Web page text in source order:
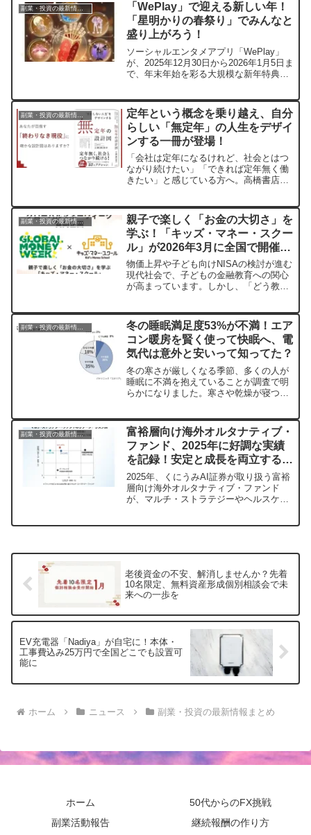
副業・投資の最新情報まとめ
「WePlay」で迎える新しい年！
「星明かりの春祭り」でみんなと
盛り上がろう！
ソーシャルエンタメアプリ「WePlay」
が、2025年12月30日から2026年1月5日ま
で、年末年始を彩る大規模な新年特典イ
デジタルおみくじや、オンラインで仲間
と一体感を楽しむ新年パーティーなど、
魅力的なコンテンツが満載です。
定年という概念を乗り越え、自分
らしい「無定年」の人生をデザイ
ンする一冊が登場！
「会社は定年になるけれど、社会とはつ
ながり続けたい」「できれば定年無く働
きたい」と感じている方へ。高橋書店か
なたの悩みに寄り添い、「無定年」とい
う新しい生き方を提案します。50代、60
代からでも始められる具体的な57のアク
ションが満載で、きっとあなたの「引退
しない人生」を力強く後押ししてくれる
でしょう。
副業・投資の最新情報まとめ
親子で楽しく「お金の大切さ」を
学ぶ！「キッズ・マネー・スクー
ル」が2026年3月に全国で開催さ
れます
物価上昇や子ども向けNISAの検討が進む
現代社会で、子どもの金融教育への関心
が高まっています。しかし、「どう教え
に、2026年3月、親子で遊びながらお金
の本質を学べる体験型イベント「キッ
ズ・マネー・スクール」が全国各地で開
催されます。4歳から参加でき、参加費は
無料（一部会場を除く）です。
副業・投資の最新情報まとめ
冬の睡眠満足度53%が不満！エア
コン暖房を賢く使って快眠へ、電
気代は意外と安いって知ってた？
冬の寒さが厳しくなる季節、多くの人が
睡眠に不満を抱えていることが調査で明
らかになりました。寒さや乾燥が寝つき
コンの使い方や寝具選びで、冬でも快適
な快眠環境が手に入ります。気になる電
気代の真実や、パナソニック エアーマイ
スターが教える快眠のヒントをご紹介し
ます。
副業・投資の最新情報まとめ
富裕層向け海外オルタナティブ・
ファンド、2025年に好調な実績
を記録！安定と成長を両立する投
資の魅力
2025年、くにうみAI証券が取り扱う富裕
層向け海外オルタナティブ・ファンド
が、マルチ・ストラテジーやヘルスケア
老後資金の不安、解消しませんか？先着
10名限定、無料資産形成個別相談会で未
来への一歩を
EV充電器「Nadiya」が自宅に！本体・
工事費込み25万円で全国どこでも設置可
能に
ホーム ニュース 副業・投資の最新情報まとめ
ホーム
50代からのFX挑戦
副業活動報告
継続報酬の作り方